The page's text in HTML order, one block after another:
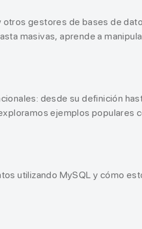
gestores de bases de
masivas, aprende a
desde su definición
ejemplos populares
utilizando MySQL y cómo